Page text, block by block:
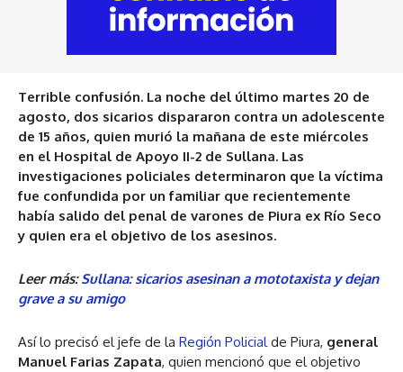
Terrible confusión. La noche del último martes 20 de
agosto, dos sicarios dispararon contra un adolescente
de 15 años, quien murió la mañana de este miércoles
en el Hospital de Apoyo II-2 de Sullana. Las
investigaciones policiales determinaron que la víctima
fue confundida por un familiar que recientemente
había salido del penal de varones de Piura ex Río Seco
y quien era el objetivo de los asesinos.
Leer más:Sullana: sicarios asesinan a mototaxista y dejan
grave a su amigo
Así lo precisó el jefe de la Región Policialde Piura, general
Manuel Farias Zapata, quien mencionó que el objetivo